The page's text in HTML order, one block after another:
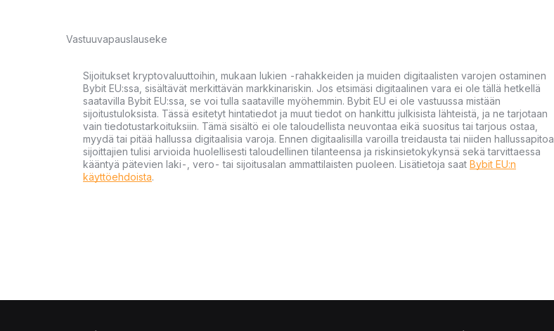
Vastuuvapauslauseke
Sijoitukset kryptovaluuttoihin, mukaan lukien -rahakkeiden ja muiden digitaalisten varojen ostaminen
Bybit EU:ssa, sisältävät merkittävän markkinariskin. Jos etsimäsi digitaalinen vara ei ole tällä hetkellä
saatavilla Bybit EU:ssa, se voi tulla saataville myöhemmin. Bybit EU ei ole vastuussa mistään
sijoitustuloksista. Tässä esitetyt hintatiedot ja muut tiedot on hankittu julkisista lähteistä, ja ne tarjotaan
vain tiedotustarkoituksiin. Tämä sisältö ei ole taloudellista neuvontaa eikä suositus tai tarjous ostaa,
myydä tai pitää hallussa digitaalisia varoja. Ennen digitaalisilla varoilla treidausta tai niiden hallussapitoa
sijoittajien tulisi arvioida huolellisesti taloudellinen tilanteensa ja riskinsietokykynsä sekä tarvittaessa
kääntyä pätevien laki-, vero- tai sijoitusalan ammattilaisten puoleen. Lisätietoja saat Bybit EU:n
käyttöehdoista.